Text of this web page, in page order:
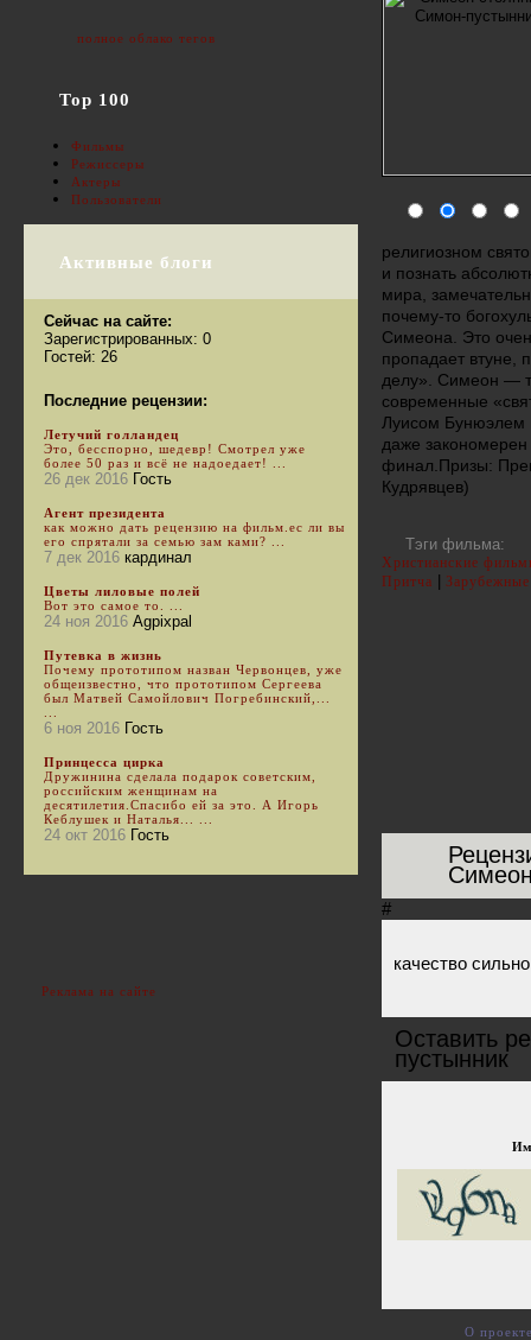
религиозном
и познать
мира,
почему-то
Симеона. Это
пропадает втуне,
делу». Симеон —
современные
Луисом Бунюэлем
даже
финал.Призы:
Кудрявцев)
Тэги фильма:
Христианские
Притча |
#
качество
Оставить
пустынник
полное облако тегов
Top 100
Фильмы
Режиссеры
Актеры
Пользователи
Активные блоги
Сейчас на сайте:
Зарегистрированных: 0
Гостей: 26
Последние рецензии:
Летучий голландец
Это, бесспорно, шедевр! Смотрел уже
более 50 раз и всё не надоедает! ...
26 дек 2016 Гость
Агент президента
как можно дать рецензию на фильм.ес ли вы
его спрятали за семью зам ками? ...
7 дек 2016 кардинал
Цветы лиловые полей
Вот это самое то. ...
24 ноя 2016 Agpixpal
Путевка в жизнь
Почему прототипом назван Червонцев, уже
общеизвестно, что прототипом Сергеева
был Матвей Самойлович Погребинский,...
6 ноя 2016 Гость
Принцесса цирка
Дружинина сделала подарок советским,
российским женщинам на
десятилетия.Спасибо ей за это. А Игорь
Кеблушек и Наталья... ...
24 окт 2016 Гость
Реклама на сайте
О